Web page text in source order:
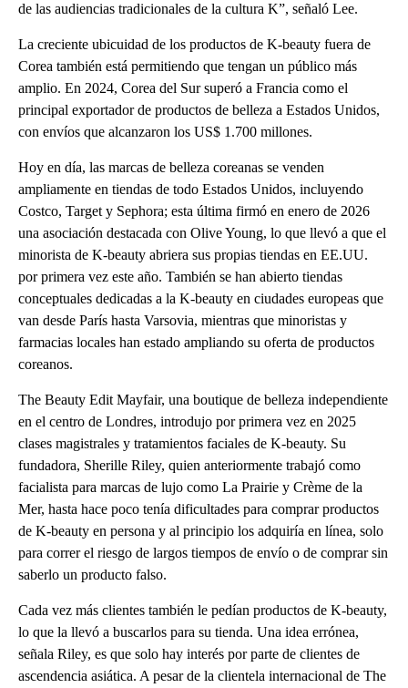
de las audiencias tradicionales de la cultura K”, señaló Lee.
La creciente ubicuidad de los productos de K-beauty fuera de
Corea también está permitiendo que tengan un público más
amplio. En 2024, Corea del Sur superó a Francia como el
principal exportador de productos de belleza a Estados Unidos,
con envíos que alcanzaron los US$ 1.700 millones.
Hoy en día, las marcas de belleza coreanas se venden
ampliamente en tiendas de todo Estados Unidos, incluyendo
Costco, Target y Sephora; esta última firmó en enero de 2026
una asociación destacada con Olive Young, lo que llevó a que el
minorista de K-beauty abriera sus propias tiendas en EE.UU.
por primera vez este año. También se han abierto tiendas
conceptuales dedicadas a la K-beauty en ciudades europeas que
van desde París hasta Varsovia, mientras que minoristas y
farmacias locales han estado ampliando su oferta de productos
coreanos.
The Beauty Edit Mayfair, una boutique de belleza independiente
en el centro de Londres, introdujo por primera vez en 2025
clases magistrales y tratamientos faciales de K-beauty. Su
fundadora, Sherille Riley, quien anteriormente trabajó como
facialista para marcas de lujo como La Prairie y Crème de la
Mer, hasta hace poco tenía dificultades para comprar productos
de K-beauty en persona y al principio los adquiría en línea, solo
para correr el riesgo de largos tiempos de envío o de comprar sin
saberlo un producto falso.
Cada vez más clientes también le pedían productos de K-beauty,
lo que la llevó a buscarlos para su tienda. Una idea errónea,
señala Riley, es que solo hay interés por parte de clientes de
ascendencia asiática. A pesar de la clientela internacional de The